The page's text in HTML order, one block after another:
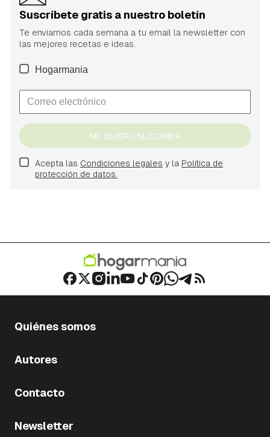
Suscríbete gratis a nuestro boletín
Te enviamos cada semana a tu email la newsletter con
las mejores recetas e ideas.
Hogarmania
ME QUIERO SUSCRIBIR
Acepta las Condiciones legales y la Política de
protección de datos.
Quiénes somos
Autores
Contacto
Newsletter